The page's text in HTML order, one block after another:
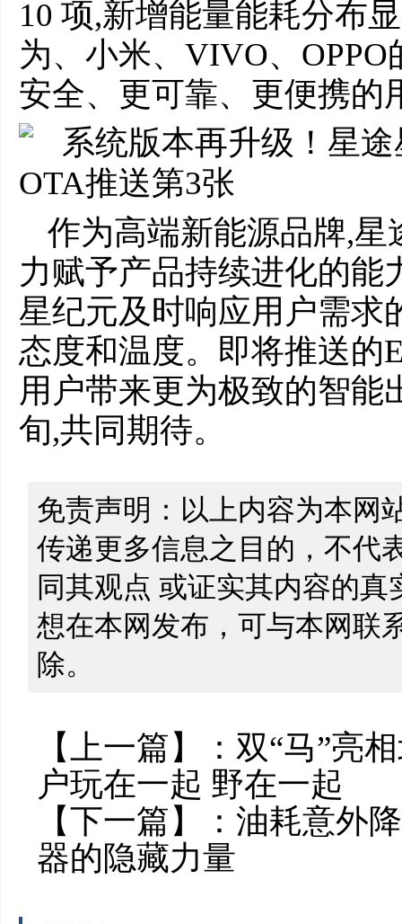
10 项,新增能量能耗分布
为、小米、VIVO、
安全、更可靠、更便携的
作为高端新能源品牌,
力赋予产品持续进化的能
星纪元及时响应用户需求
态度和温度。即将推送的
用户带来更为极致的智能
旬,共同期待。
免责声明：以上内容为本网
传递更多信息之目的，不代
同其观点 或证实其内容的
想在本网发布，可与本网联
除。
【上一篇】： 双“马”亮
户玩在一起 野在一起
【下一篇】： 油耗意外
器的隐藏力量